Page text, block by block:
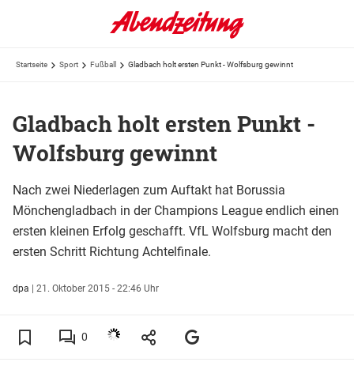
Startseite Sport Fußball Gladbach holt ersten Punkt - Wolfsburg gewinnt
Gladbach holt ersten Punkt -
Wolfsburg gewinnt
Nach zwei Niederlagen zum Auftakt hat Borussia
Mönchengladbach in der Champions League endlich einen
ersten kleinen Erfolg geschafft. VfL Wolfsburg macht den
ersten Schritt Richtung Achtelfinale.
dpa | 21. Oktober 2015 - 22:46 Uhr
0